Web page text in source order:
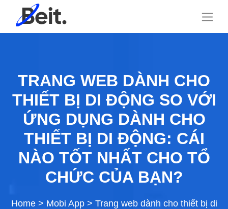
Home> Mobi App> Trang web dành cho thiết bị di
TRANG WEB DÀNH CHO
THIẾT BỊ DI ĐỘNG SO VỚI
ỨNG DỤNG DÀNH CHO
THIẾT BỊ DI ĐỘNG: CÁI
NÀO TỐT NHẤT CHO TỔ
CHỨC CỦA BẠN?